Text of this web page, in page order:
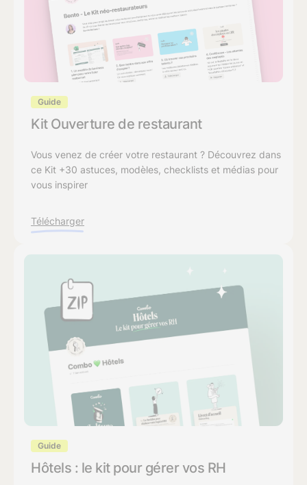
Guide
Kit Ouverture de restaurant
Vous venez de créer votre restaurant ? Découvrez dans
ce Kit +30 astuces, modèles, checklists et médias pour
vous inspirer
Télécharger
Guide
Hôtels : le kit pour gérer vos RH